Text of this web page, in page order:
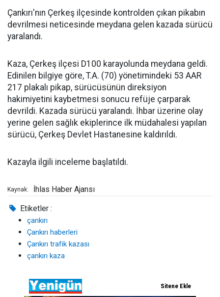
Çankırı'nın Çerkeş ilçesinde kontrolden çıkan pikabın
devrilmesi neticesinde meydana gelen kazada sürücü
yaralandı.
Kaza, Çerkeş ilçesi D100 karayolunda meydana geldi.
Edinilen bilgiye göre, T.A. (70) yönetimindeki 53 AAR
217 plakalı pikap, sürücüsünün direksiyon
hakimiyetini kaybetmesi sonucu refüje çarparak
devrildi. Kazada sürücü yaralandı. İhbar üzerine olay
yerine gelen sağlık ekiplerince ilk müdahalesi yapılan
sürücü, Çerkeş Devlet Hastanesine kaldırıldı.
Kazayla ilgili inceleme başlatıldı.
Kaynak: İhlas Haber Ajansı
Etiketler :
çankırı
Çankırı haberleri
Çankırı trafik kazası
çankırı kaza